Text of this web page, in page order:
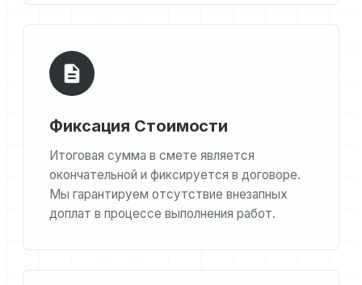
Фиксация Стоимости
Итоговая сумма в смете является
окончательной и фиксируется в договоре.
Мы гарантируем отсутствие внезапных
доплат в процессе выполнения работ.